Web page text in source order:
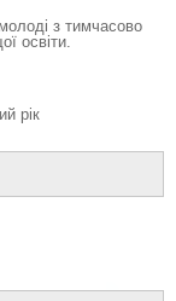
з тимчасово
освіти.
рік